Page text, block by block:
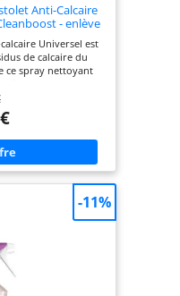
Anti-Calcaire
- enlève
- ecolabel -
Universel est
de calcaire du
ce spray nettoyant
sans efforts Ce
un nettoyage 100 %
évier bouilloire et
aux taches d’eau
100 % d’ingrédients
ce pistolet est
une hygiène
tous les résidus de
laisse une agréable
Cif s'engage
le cahier des
-11%